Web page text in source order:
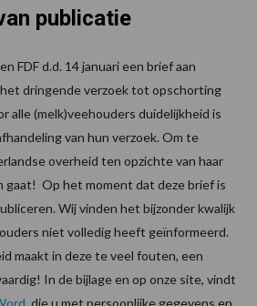
publicatie
FDF d.d. 14 januari een brief aan
dringende verzoek tot opschorting
alle (melk)veehouders duidelijkheid is
van hun verzoek. Om te
overheid ten opzichte van haar
gaat! Op het moment dat deze brief is
Wij vinden het bijzonder kwalijk
niet volledig heeft geïnformeerd.
maakt in deze te veel fouten, een
In de bijlage en op onze site, vindt
, die u met persoonlijke gegevens en